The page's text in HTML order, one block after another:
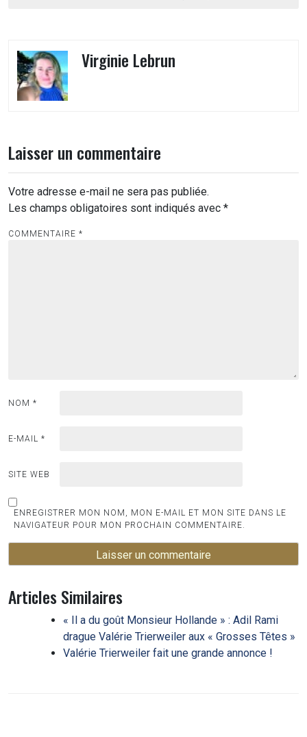
Virginie Lebrun
Laisser un commentaire
Votre adresse e-mail ne sera pas publiée.
Les champs obligatoires sont indiqués avec *
COMMENTAIRE *
NOM *
E-MAIL *
SITE WEB
ENREGISTRER MON NOM, MON E-MAIL ET MON SITE DANS LE
NAVIGATEUR POUR MON PROCHAIN COMMENTAIRE.
Articles Similaires
« Il a du goût Monsieur Hollande » : Adil Rami
drague Valérie Trierweiler aux « Grosses Têtes »
Valérie Trierweiler fait une grande annonce !